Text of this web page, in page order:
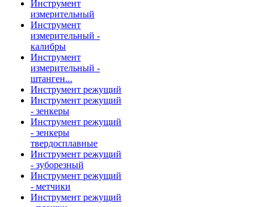
Инструмент
измерительный
Инструмент
измерительный -
калибры
Инструмент
измерительный -
штанген...
Инструмент режущий
Инструмент режущий
- зенкеры
Инструмент режущий
- зенкеры
твердосплавные
Инструмент режущий
- зуборезный
Инструмент режущий
- метчики
Инструмент режущий